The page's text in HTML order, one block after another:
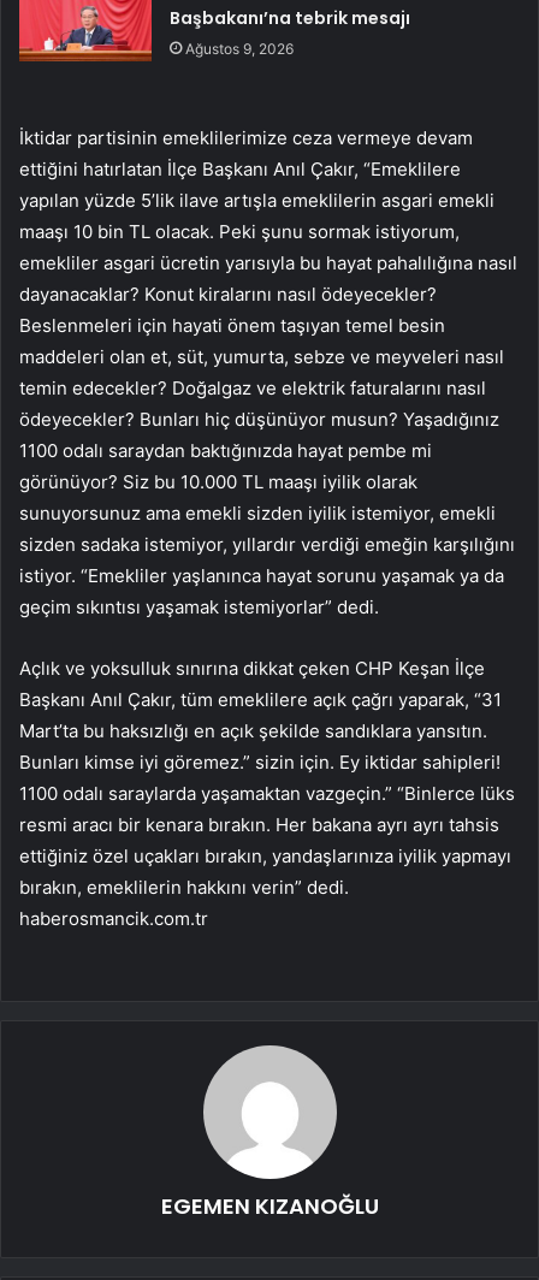
Başbakanı’na tebrik mesajı
Ağustos 9, 2026
İktidar partisinin emeklilerimize ceza vermeye devam
ettiğini hatırlatan İlçe Başkanı Anıl Çakır, “Emeklilere
yapılan yüzde 5’lik ilave artışla emeklilerin asgari emekli
maaşı 10 bin TL olacak. Peki şunu sormak istiyorum,
emekliler asgari ücretin yarısıyla bu hayat pahalılığına nasıl
dayanacaklar? Konut kiralarını nasıl ödeyecekler?
Beslenmeleri için hayati önem taşıyan temel besin
maddeleri olan et, süt, yumurta, sebze ve meyveleri nasıl
temin edecekler? Doğalgaz ve elektrik faturalarını nasıl
ödeyecekler? Bunları hiç düşünüyor musun? Yaşadığınız
1100 odalı saraydan baktığınızda hayat pembe mi
görünüyor? Siz bu 10.000 TL maaşı iyilik olarak
sunuyorsunuz ama emekli sizden iyilik istemiyor, emekli
sizden sadaka istemiyor, yıllardır verdiği emeğin karşılığını
istiyor. “Emekliler yaşlanınca hayat sorunu yaşamak ya da
geçim sıkıntısı yaşamak istemiyorlar” dedi.
Açlık ve yoksulluk sınırına dikkat çeken CHP Keşan İlçe
Başkanı Anıl Çakır, tüm emeklilere açık çağrı yaparak, “31
Mart’ta bu haksızlığı en açık şekilde sandıklara yansıtın.
Bunları kimse iyi göremez.” sizin için. Ey iktidar sahipleri!
1100 odalı saraylarda yaşamaktan vazgeçin.” “Binlerce lüks
resmi aracı bir kenara bırakın. Her bakana ayrı ayrı tahsis
ettiğiniz özel uçakları bırakın, yandaşlarınıza iyilik yapmayı
bırakın, emeklilerin hakkını verin” dedi.
haberosmancik.com.tr
EGEMEN KIZANOĞLU